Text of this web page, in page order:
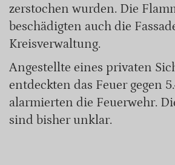
zerstochen wurden. Die
beschädigten auch die
Kreisverwaltung.
Angestellte eines privaten
entdeckten das Feuer gegen
alarmierten die Feuerwehr.
sind bisher unklar.